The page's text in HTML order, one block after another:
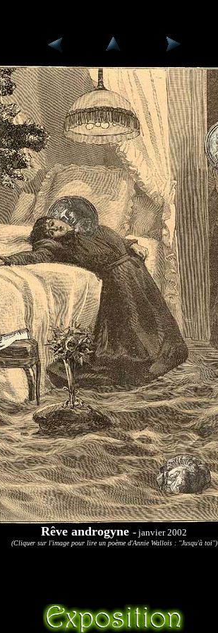
Rêve androgyne - janvier 2002
(Cliquer sur l'image pour lire un poème d'Annie Wallois : "Jusqu'à toi")